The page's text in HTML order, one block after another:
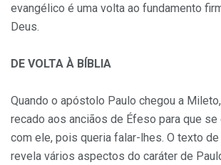
evangélico é uma volta ao fundamento
Deus.
DE VOLTA À BÍBLIA
Quando o apóstolo Paulo chegou a
recado aos anciãos de Éfeso para que
com ele, pois queria falar-lhes. O texto
revela vários aspectos do caráter de